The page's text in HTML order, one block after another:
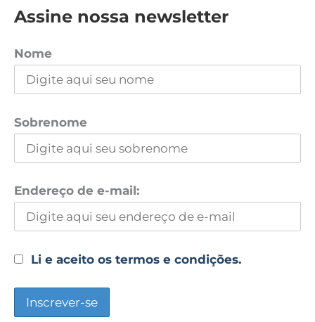
Assine nossa newsletter
Nome
Sobrenome
Endereço de e-mail:
Li e aceito os termos e condições.